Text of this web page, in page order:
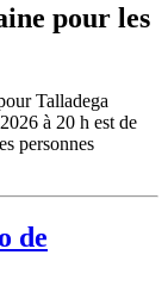
pour les
Talladega
à 20 h est de
personnes
de